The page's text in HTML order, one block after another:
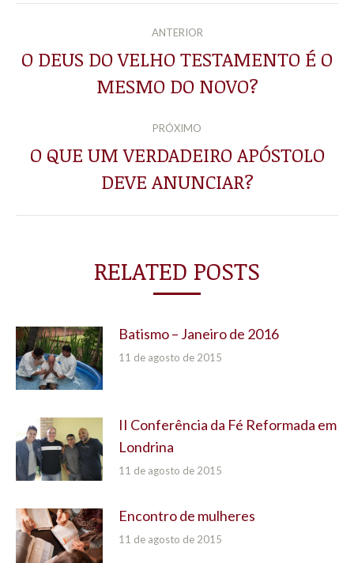
NAVEGAÇÃO
DE
ANTERIOR
Post
anterior:
O DEUS DO VELHO TESTAMENTO É O
MESMO DO NOVO?
PRÓXIMO
Próximo
post:
O QUE UM VERDADEIRO APÓSTOLO
DEVE ANUNCIAR?
RELATED POSTS
Batismo – Janeiro de 2016
11 de agosto de 2015
II Conferência da Fé Reformada em
Londrina
11 de agosto de 2015
Encontro de mulheres
11 de agosto de 2015